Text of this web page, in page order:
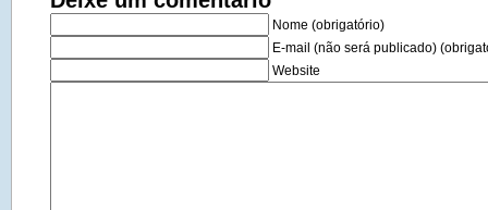
Nome (obrigatório)
E-mail (não será publicado)
Website